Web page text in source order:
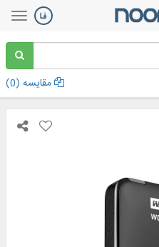
مقایسه (0
)